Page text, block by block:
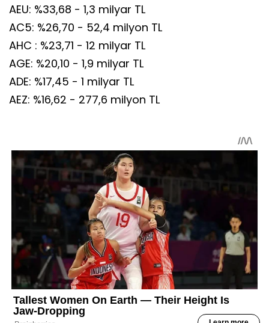
AEU: %33,68 - 1,3 milyar TL
AC5: %26,70 - 52,4 milyon TL
AHC : %23,71 - 12 milyar TL
AGE: %20,10 - 1,9 milyar TL
ADE: %17,45 - 1 milyar TL
AEZ: %16,62 - 277,6 milyon TL